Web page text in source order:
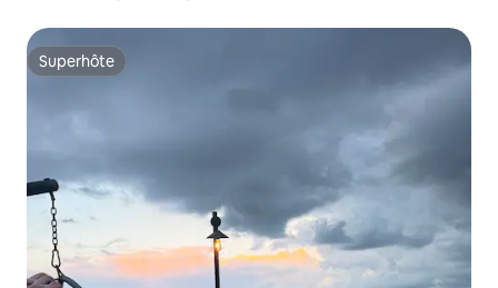
Superhôte
Superhôte